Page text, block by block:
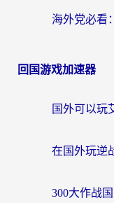
回国游戏加速器